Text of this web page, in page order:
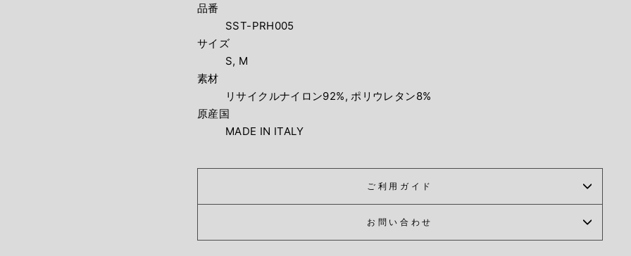
品番
SST-PRH005
サイズ
S, M
素材
リサイクルナイロン92%, ポリウレタン8%
原産国
MADE IN ITALY
ご利用ガイド
お問い合わせ